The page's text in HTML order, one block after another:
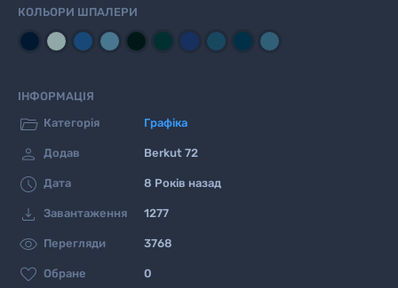
КОЛЬОРИ ШПАЛЕРИ
ІНФОРМАЦІЯ
 Категорія Графіка
 Додав Berkut 72
 Дата 8 Років назад
 Завантаження 1277
 Перегляди 3768
 Обране 0